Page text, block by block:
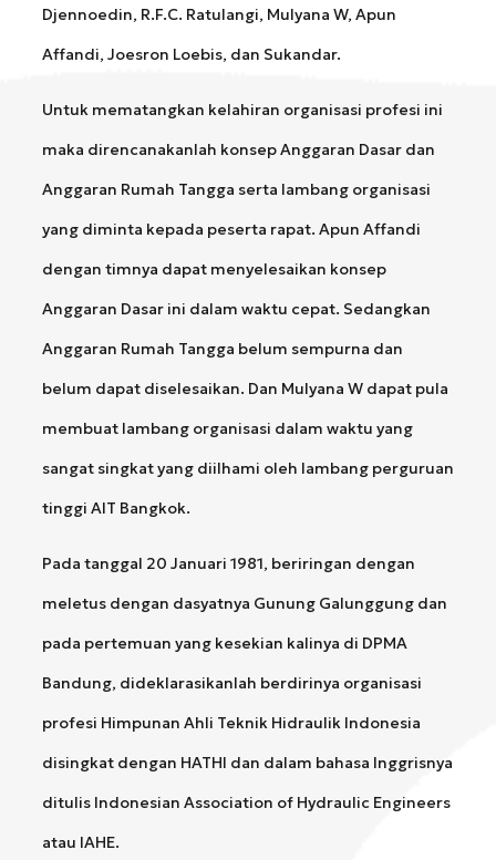
Djennoedin, R.F.C. Ratulangi, Mulyana W, Apun
Affandi, Joesron Loebis, dan Sukandar.
Untuk mematangkan kelahiran organisasi profesi ini
maka direncanakanlah konsep Anggaran Dasar dan
Anggaran Rumah Tangga serta lambang organisasi
yang diminta kepada peserta rapat. Apun Affandi
dengan timnya dapat menyelesaikan konsep
Anggaran Dasar ini dalam waktu cepat. Sedangkan
Anggaran Rumah Tangga belum sempurna dan
belum dapat diselesaikan. Dan Mulyana W dapat pula
membuat lambang organisasi dalam waktu yang
sangat singkat yang diilhami oleh lambang perguruan
tinggi AIT Bangkok.
Pada tanggal 20 Januari 1981, beriringan dengan
meletus dengan dasyatnya Gunung Galunggung dan
pada pertemuan yang kesekian kalinya di DPMA
Bandung, dideklarasikanlah berdirinya organisasi
profesi Himpunan Ahli Teknik Hidraulik Indonesia
disingkat dengan HATHI dan dalam bahasa Inggrisnya
ditulis Indonesian Association of Hydraulic Engineers
atau IAHE.